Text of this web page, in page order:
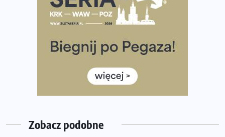
Wystartuje rekordowa liczba uczestników
35. Bieg Powstania Warszawskiego – praktyczny
Ile razy w tygodniu biegać? 3 treningi wystarczą? Jak
często biegać, żeby robić postępy
Już w ten weekend! Przed nami Nocny Portowy Maraton
i Półmaraton Szczeciński. Wszystko, co warto wiedzieć
Zobacz podobne